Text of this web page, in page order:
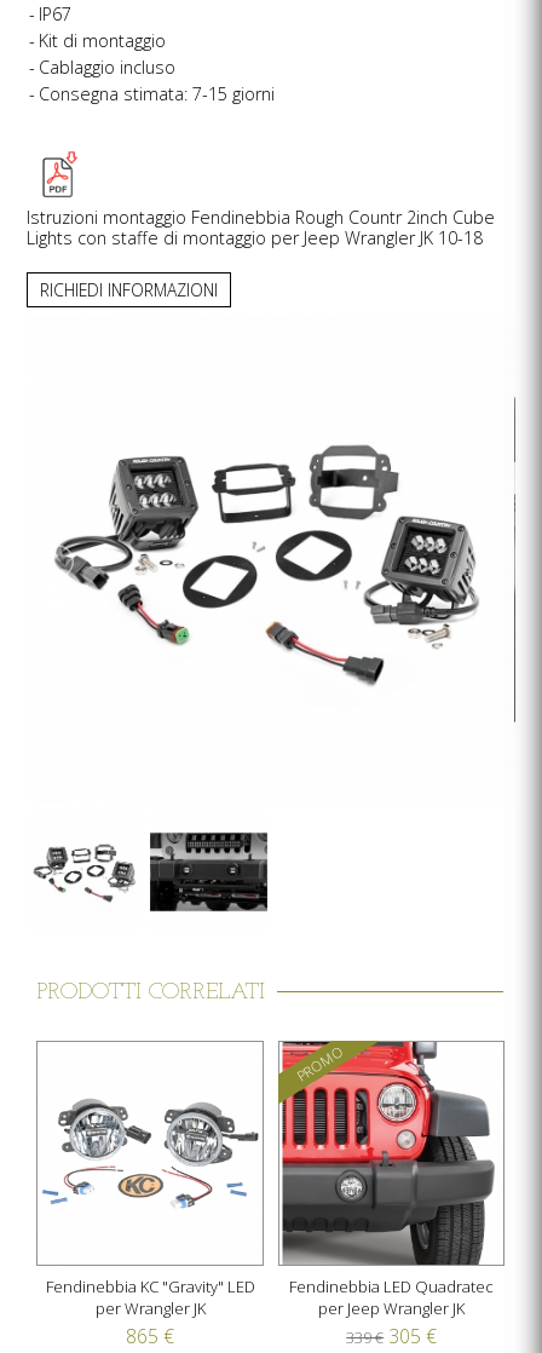
IP67
Kit di montaggio
Cablaggio incluso
Consegna stimata: 7-15 giorni
Istruzioni montaggio Fendinebbia Rough Countr 2inch Cube
Lights con staffe di montaggio per Jeep Wrangler JK 10-18
RICHIEDI INFORMAZIONI
PRODOTTI CORRELATI
Fendinebbia KC "Gravity" LED
per Wrangler JK
865 €
PROMO
Fendinebbia LED Quadratec
per Jeep Wrangler JK
339 € 305 €